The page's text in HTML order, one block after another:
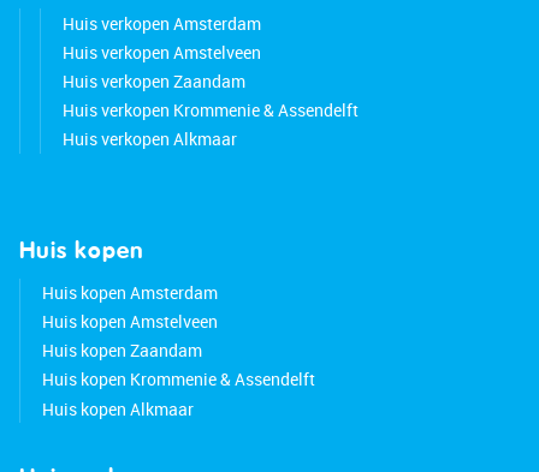
Huis verkopen Amsterdam
Huis verkopen Amstelveen
Huis verkopen Zaandam
Huis verkopen Krommenie & Assendelft
Huis verkopen Alkmaar
Huis kopen
Huis kopen Amsterdam
Huis kopen Amstelveen
Huis kopen Zaandam
Huis kopen Krommenie & Assendelft
Huis kopen Alkmaar